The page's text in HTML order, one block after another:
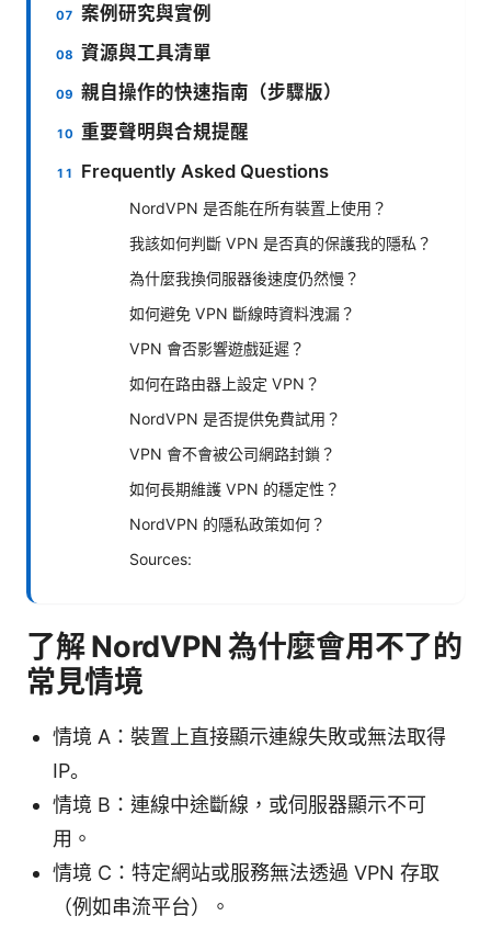
案例研究與實例
資源與工具清單
親自操作的快速指南（步驟版）
重要聲明與合規提醒
Frequently Asked Questions
NordVPN 是否能在所有裝置上使用？
我該如何判斷 VPN 是否真的保護我的隱私？
為什麼我換伺服器後速度仍然慢？
如何避免 VPN 斷線時資料洩漏？
VPN 會否影響遊戲延遲？
如何在路由器上設定 VPN？
NordVPN 是否提供免費試用？
VPN 會不會被公司網路封鎖？
如何長期維護 VPN 的穩定性？
NordVPN 的隱私政策如何？
Sources:
了解 NordVPN 為什麼會用不了的
常見情境
情境 A：裝置上直接顯示連線失敗或無法取得
IP。
情境 B：連線中途斷線，或伺服器顯示不可
用。
情境 C：特定網站或服務無法透過 VPN 存取
（例如串流平台）。